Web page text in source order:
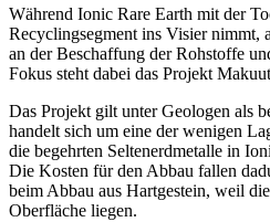
Während Ionic Rare Earth mit der
Recyclingsegment ins Visier nimmt,
an der Beschaffung der Rohstoffe
Fokus steht dabei das Projekt
Das Projekt gilt unter Geologen als
handelt sich um eine der wenigen
die begehrten Seltenerdmetalle in
Die Kosten für den Abbau fallen
beim Abbau aus Hartgestein, weil
Oberfläche liegen.